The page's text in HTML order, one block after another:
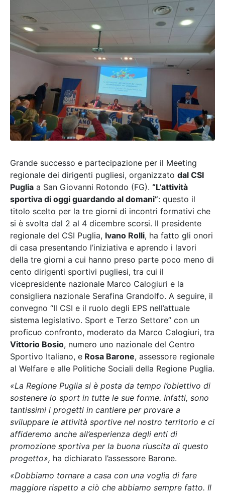
Grande successo e partecipazione per il Meeting
regionale dei dirigenti pugliesi, organizzato dal CSI
Puglia a San Giovanni Rotondo (FG). “L’attività
sportiva di oggi guardando al domani”: questo il
titolo scelto per la tre giorni di incontri formativi che
si è svolta dal 2 al 4 dicembre scorsi. Il presidente
regionale del CSI Puglia, Ivano Rolli, ha fatto gli onori
di casa presentando l’iniziativa e aprendo i lavori
della tre giorni a cui hanno preso parte poco meno di
cento dirigenti sportivi pugliesi, tra cui il
vicepresidente nazionale Marco Calogiuri e la
consigliera nazionale Serafina Grandolfo. A seguire, il
convegno “Il CSI e il ruolo degli EPS nell’attuale
sistema legislativo. Sport e Terzo Settore” con un
proficuo confronto, moderato da Marco Calogiuri, tra
Vittorio Bosio, numero uno nazionale del Centro
Sportivo Italiano, e Rosa Barone, assessore regionale
al Welfare e alle Politiche Sociali della Regione Puglia.
«La Regione Puglia si è posta da tempo l’obiettivo di
sostenere lo sport in tutte le sue forme. Infatti, sono
tantissimi i progetti in cantiere per provare a
sviluppare le attività sportive nel nostro territorio e ci
affideremo anche all’esperienza degli enti di
promozione sportiva per la buona riuscita di questo
progetto», ha dichiarato l’assessore Barone.
«Dobbiamo tornare a casa con una voglia di fare
maggiore rispetto a ciò che abbiamo sempre fatto. Il